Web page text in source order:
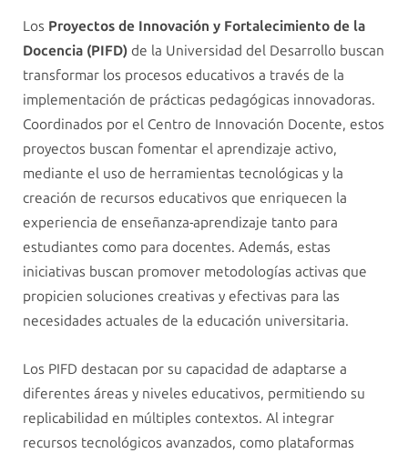
Los Proyectos de Innovación y Fortalecimiento de la
Docencia (PIFD) de la Universidad del Desarrollo buscan
transformar los procesos educativos a través de la
implementación de prácticas pedagógicas innovadoras.
Coordinados por el Centro de Innovación Docente, estos
proyectos buscan fomentar el aprendizaje activo,
mediante el uso de herramientas tecnológicas y la
creación de recursos educativos que enriquecen la
experiencia de enseñanza-aprendizaje tanto para
estudiantes como para docentes. Además, estas
iniciativas buscan promover metodologías activas que
propicien soluciones creativas y efectivas para las
necesidades actuales de la educación universitaria.
Los PIFD destacan por su capacidad de adaptarse a
diferentes áreas y niveles educativos, permitiendo su
replicabilidad en múltiples contextos. Al integrar
recursos tecnológicos avanzados, como plataformas